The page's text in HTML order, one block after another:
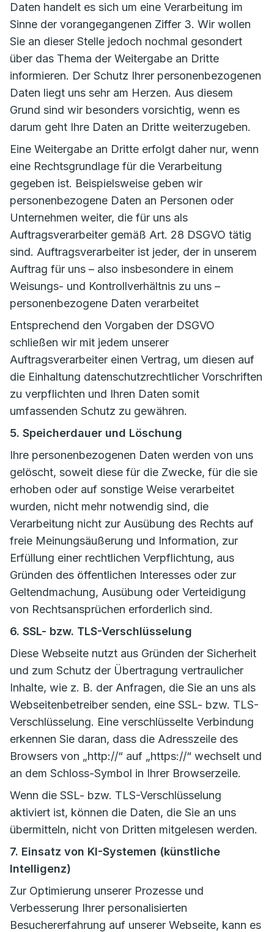
Daten handelt es sich um eine Verarbeitung im
Sinne der vorangegangenen Ziffer 3. Wir wollen
Sie an dieser Stelle jedoch nochmal gesondert
über das Thema der Weitergabe an Dritte
informieren. Der Schutz Ihrer personenbezogenen
Daten liegt uns sehr am Herzen. Aus diesem
Grund sind wir besonders vorsichtig, wenn es
darum geht Ihre Daten an Dritte weiterzugeben.
Eine Weitergabe an Dritte erfolgt daher nur, wenn
eine Rechtsgrundlage für die Verarbeitung
gegeben ist. Beispielsweise geben wir
personenbezogene Daten an Personen oder
Unternehmen weiter, die für uns als
Auftragsverarbeiter gemäß Art. 28 DSGVO tätig
sind. Auftragsverarbeiter ist jeder, der in unserem
Auftrag für uns – also insbesondere in einem
Weisungs- und Kontrollverhältnis zu uns –
personenbezogene Daten verarbeitet
Entsprechend den Vorgaben der DSGVO
schließen wir mit jedem unserer
Auftragsverarbeiter einen Vertrag, um diesen auf
die Einhaltung datenschutzrechtlicher Vorschriften
zu verpflichten und Ihren Daten somit
umfassenden Schutz zu gewähren.
5. Speicherdauer und Löschung
Ihre personenbezogenen Daten werden von uns
gelöscht, soweit diese für die Zwecke, für die sie
erhoben oder auf sonstige Weise verarbeitet
wurden, nicht mehr notwendig sind, die
Verarbeitung nicht zur Ausübung des Rechts auf
freie Meinungsäußerung und Information, zur
Erfüllung einer rechtlichen Verpflichtung, aus
Gründen des öffentlichen Interesses oder zur
Geltendmachung, Ausübung oder Verteidigung
von Rechtsansprüchen erforderlich sind.
6. SSL- bzw. TLS-Verschlüsselung
Diese Webseite nutzt aus Gründen der Sicherheit
und zum Schutz der Übertragung vertraulicher
Inhalte, wie z. B. der Anfragen, die Sie an uns als
Webseitenbetreiber senden, eine SSL- bzw. TLS-
Verschlüsselung. Eine verschlüsselte Verbindung
erkennen Sie daran, dass die Adresszeile des
Browsers von „http://“ auf „https://“ wechselt und
an dem Schloss-Symbol in Ihrer Browserzeile.
Wenn die SSL- bzw. TLS-Verschlüsselung
aktiviert ist, können die Daten, die Sie an uns
übermitteln, nicht von Dritten mitgelesen werden.
7. Einsatz von KI-Systemen (künstliche
Intelligenz)
Zur Optimierung unserer Prozesse und
Verbesserung Ihrer personalisierten
Besuchererfahrung auf unserer Webseite, kann es